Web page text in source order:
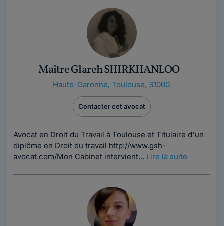
Maître Glareh SHIRKHANLOO
Haute-Garonne, Toulouse, 31000
Contacter cet avocat
Avocat en Droit du Travail à Toulouse et Titulaire d'un
diplôme en Droit du travail http://www.gsh-
avocat.com/Mon Cabinet intervient... Lire la suite